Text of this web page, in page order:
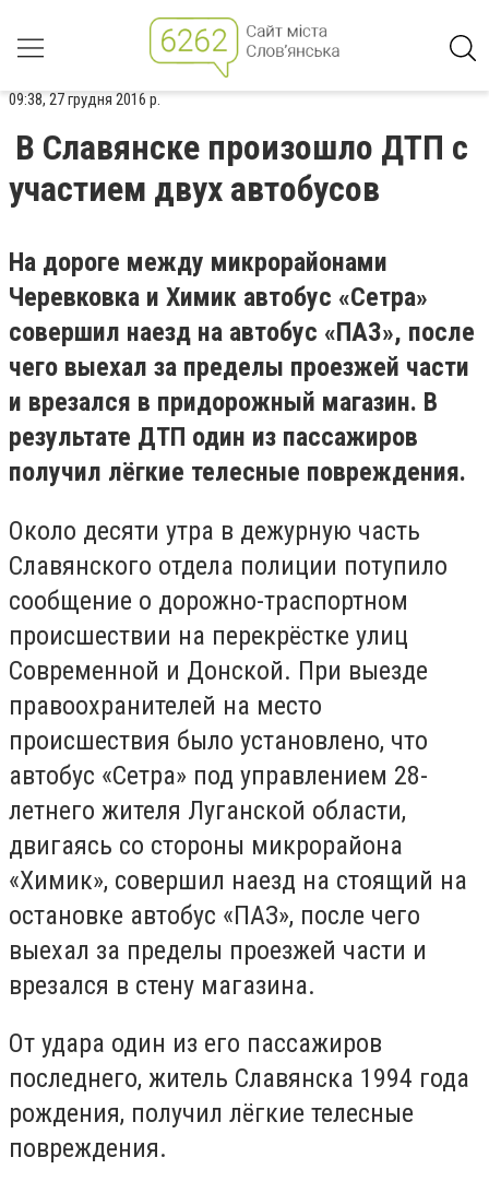
09:38, 27 грудня 2016 р.
В Славянске произошло ДТП с
участием двух автобусов
На дороге между микрорайонами
Черевковка и Химик автобус «Сетра»
совершил наезд на автобус «ПАЗ», после
чего выехал за пределы проезжей части
и врезался в придорожный магазин. В
результате ДТП один из пассажиров
получил лёгкие телесные повреждения.
Около десяти утра в дежурную часть
Славянского отдела полиции потупило
сообщение о дорожно-траспортном
происшествии на перекрёстке улиц
Современной и Донской. При выезде
правоохранителей на место
происшествия было установлено, что
автобус «Сетра» под управлением 28-
летнего жителя Луганской области,
двигаясь со стороны микрорайона
«Химик», совершил наезд на стоящий на
остановке автобус «ПАЗ», после чего
выехал за пределы проезжей части и
врезался в стену магазина.
От удара один из его пассажиров
последнего, житель Славянска 1994 года
рождения, получил лёгкие телесные
повреждения.